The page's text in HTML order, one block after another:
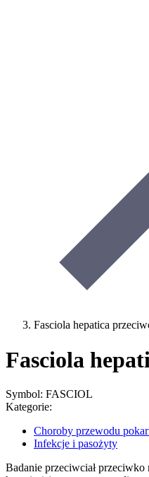
Fasciola hepatica
Fasciola
Symbol: FASCIOL
Kategorie:
Choroby przewodu
Infekcje i pasożyty
Badanie przeciwciał